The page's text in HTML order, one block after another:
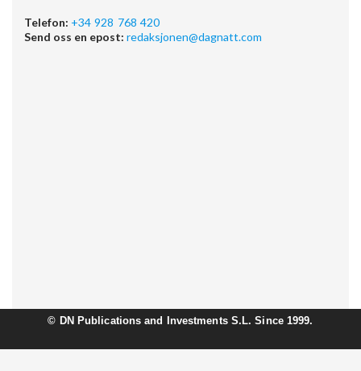
Telefon: +34 928 768 420
Send oss en epost: redaksjonen@dagnatt.com
© DN Publications and Investments S.L. Since 1999.